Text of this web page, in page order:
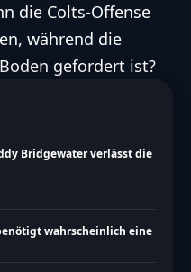
die Colts-Offense
während die
gefordert ist?
Bridgewater verlässt die
wahrscheinlich eine